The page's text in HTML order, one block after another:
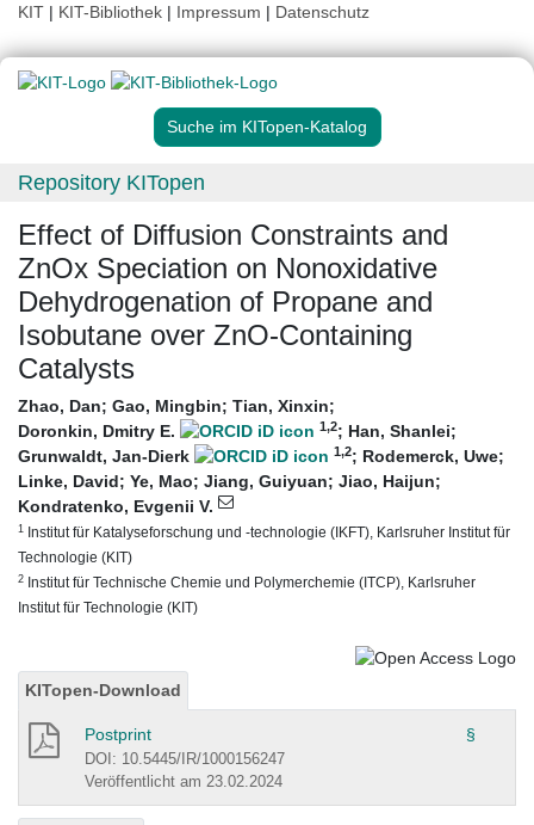
KIT | KIT-Bibliothek | Impressum | Datenschutz
Suche im KITopen-Katalog
Repository KITopen
Effect of Diffusion Constraints and
ZnOx Speciation on Nonoxidative
Dehydrogenation of Propane and
Isobutane over ZnO-Containing
Catalysts
Zhao, Dan; Gao, Mingbin; Tian, Xinxin;
Doronkin, Dmitry E.
1,2; Han, Shanlei;
Grunwaldt, Jan-Dierk
1,2; Rodemerck, Uwe;
Linke, David; Ye, Mao; Jiang, Guiyuan; Jiao, Haijun;
Kondratenko, Evgenii V.
1 Institut für Katalyseforschung und -technologie (IKFT), Karlsruher Institut für
Technologie (KIT)
2 Institut für Technische Chemie und Polymerchemie (ITCP), Karlsruher
Institut für Technologie (KIT)
KITopen-Download
Postprint §
DOI: 10.5445/IR/1000156247
Veröffentlicht am 23.02.2024